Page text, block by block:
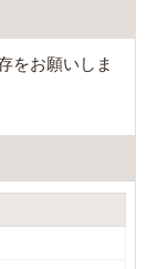
をお願いしま